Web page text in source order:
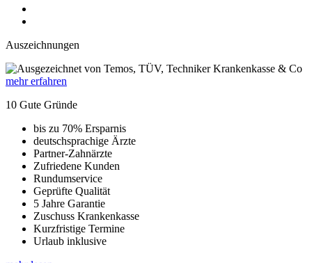
Auszeichnungen
mehr erfahren
10 Gute Gründe
bis zu 70% Ersparnis
deutschsprachige Ärzte
Partner-Zahnärzte
Zufriedene Kunden
Rundumservice
Geprüfte Qualität
5 Jahre Garantie
Zuschuss Krankenkasse
Kurzfristige Termine
Urlaub inklusive